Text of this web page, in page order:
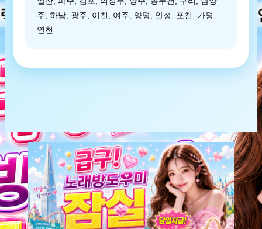
주, 하남, 광주, 이천, 여주, 양평, 안성, 포천, 가평,
연천